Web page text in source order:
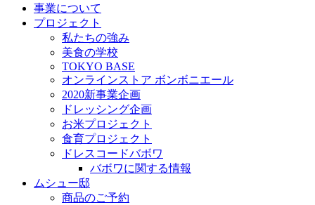
事業について
プロジェクト
私たちの強み
美食の学校
TOKYO BASE
オンラインストア ボンボニエール
2020新事業企画
ドレッシング企画
お米プロジェクト
食育プロジェクト
ドレスコードバボワ
バボワに関する情報
ムシュー邸
商品のご予約